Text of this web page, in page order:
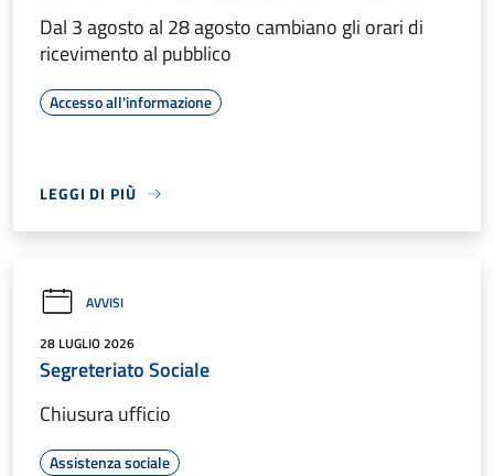
Dal 3 agosto al 28 agosto cambiano gli orari di
ricevimento al pubblico
Accesso all'informazione
LEGGI DI PIÙ
AVVISI
28 LUGLIO 2026
Segreteriato Sociale
Chiusura ufficio
Assistenza sociale